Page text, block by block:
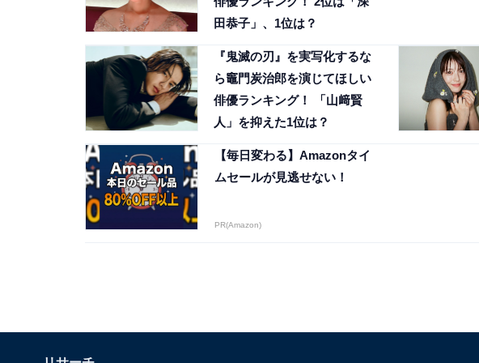
田恭子」、1位は？
『鬼滅の刃』を実写化するな
ら竈門炭治郎を演じてほしい
俳優ランキング！ 「山﨑賢
人」を抑えた1位は？
【毎日変わる】Amazonタイ
ムセールが見逃せない！
PR(Amazon)